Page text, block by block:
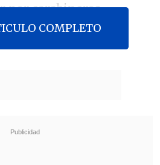
por carabineros,
de delitos en
las solicitudes de indulto
COMPLETO